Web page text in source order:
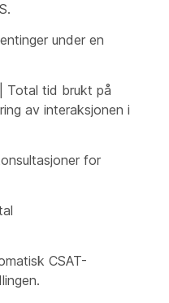
under en
Total tid brukt på
av interaksjonen i
for
CSAT-